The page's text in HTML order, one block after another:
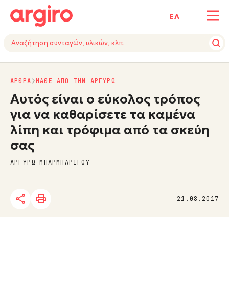
ΕΛ
21.08.2017
ΑΡΘΡΑ ΜΑΘΕ ΑΠΟ ΤΗΝ ΑΡΓΥΡΩ
Αυτός είναι ο εύκολος τρόπος
για να καθαρίσετε τα καμένα
λίπη και τρόφιμα από τα σκεύη
σας
ΑΡΓΥΡΩ ΜΠΑΡΜΠΑΡΙΓΟΥ